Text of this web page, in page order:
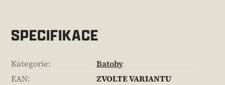
SPECIFIKACE
Kategorie:
Batohy
EAN:
ZVOLTE VARIANTU